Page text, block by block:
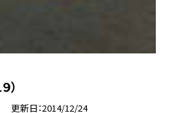
）
更新日 2014/12/24